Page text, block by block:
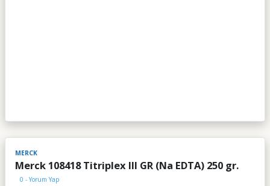
MERCK
Merck 108418 Titriplex III GR (Na EDTA) 250 gr.
0 - Yorum Yap